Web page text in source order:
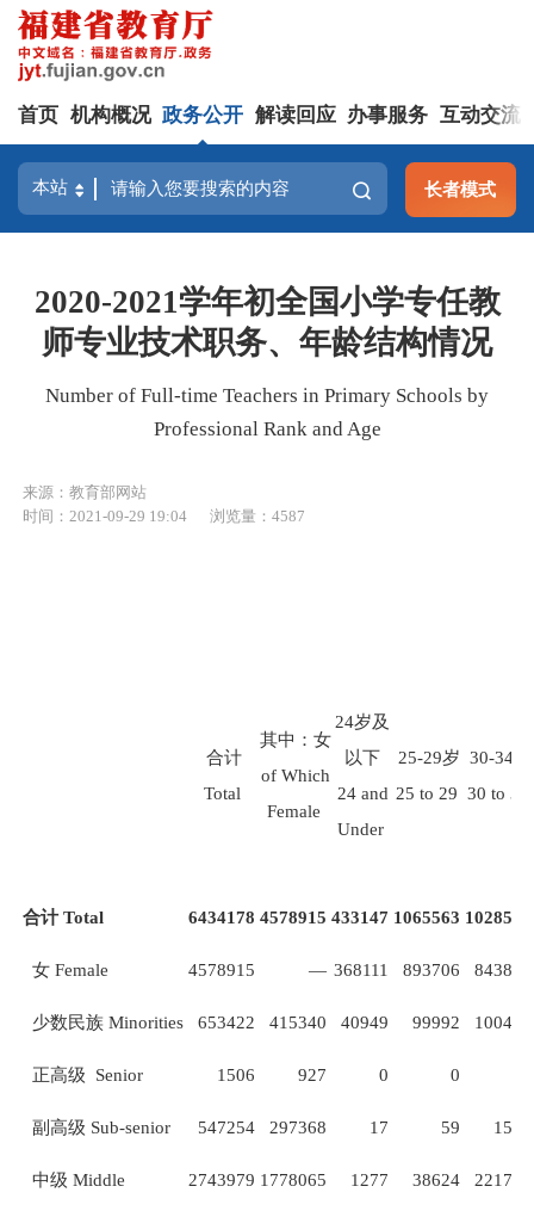
首页 机构概况 政务公开 解读回应 办事服务 互动交流
长者模式
2020-2021学年初全国小学专任教
师专业技术职务、年龄结构情况
Number of Full-time Teachers in Primary Schools by
Professional Rank and Age
来源：教育部网站
时间：2021-09-29 19:04
浏览量：4587
合计
Total
其中：女
of Which
Female
24岁及
以下
24 and
Under
25-29岁
25 to 29
30-34
30 to 34
合计 Total 6434178 4578915 433147 1065563 1028532
女 Female 4578915 — 368111 893706 843850
少数民族 Minorities 653422 415340 40949 99992 100484
正高级 Senior 1506 927 0 0
副高级 Sub-senior 547254 297368 17 59 1594
中级 Middle 2743979 1778065 1277 38624 221720